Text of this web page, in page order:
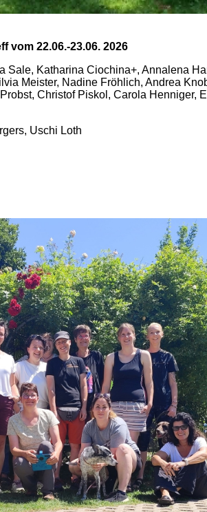
vom 22.06.-23.06. 2026
Sale, Katharina Ciochina+, Annalena
Meister, Nadine Fröhlich, Andrea
Christof Piskol, Carola Henniger,
Uschi Loth